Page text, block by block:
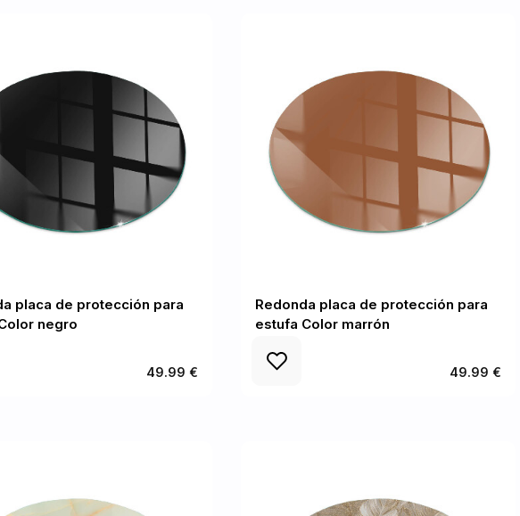
placa de protección para
negro
49.99 €
Redonda placa de protección para
estufa Color marrón
49.99 €